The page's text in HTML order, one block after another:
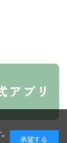
承諾する